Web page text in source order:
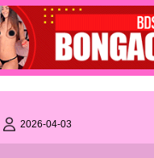
2026-04-03